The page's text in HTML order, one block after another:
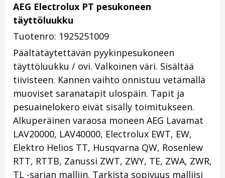
AEG Electrolux PT pesukoneen
täyttöluukku
Tuotenro: 1925251009
Päältätäytettävän pyykinpesukoneen
täyttöluukku / ovi. Valkoinen väri. Sisältää
tiivisteen. Kannen vaihto onnistuu vetämällä
muoviset saranatapit ulospäin. Tapit ja
pesuainelokero eivät sisälly toimitukseen.
Alkuperäinen varaosa moneen AEG Lavamat
LAV20000, LAV40000, Electrolux EWT, EW,
Elektro Helios TT, Husqvarna QW, Rosenlew
RTT, RTTB, Zanussi ZWT, ZWY, TE, ZWA, ZWR,
TL -sarjan malliin. Tarkista sopivuus malliisi